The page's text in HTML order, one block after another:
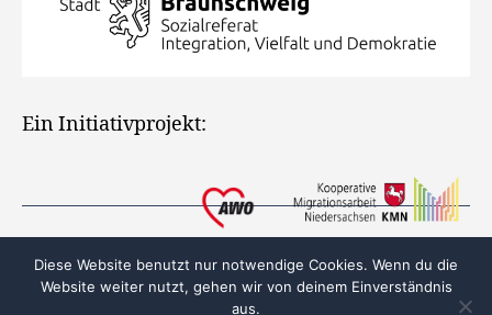
Ein Initiativprojekt:
Diese Website benutzt nur notwendige Cookies. Wenn du die
Website weiter nutzt, gehen wir von deinem Einverständnis
aus.